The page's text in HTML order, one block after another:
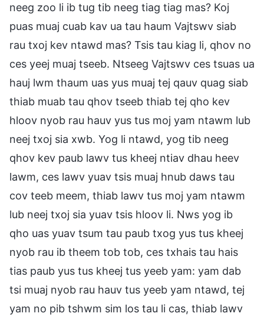
neeg zoo li ib tug tib neeg tiag tiag mas? Koj
puas muaj cuab kav ua tau haum Vajtswv siab
rau txoj kev ntawd mas? Tsis tau kiag li, qhov no
ces yeej muaj tseeb. Ntseeg Vajtswv ces tsuas ua
hauj lwm thaum uas yus muaj tej qauv quag siab
thiab muab tau qhov tseeb thiab tej qho kev
hloov nyob rau hauv yus tus moj yam ntawm lub
neej txoj sia xwb. Yog li ntawd, yog tib neeg
qhov kev paub lawv tus kheej ntiav dhau heev
lawm, ces lawv yuav tsis muaj hnub daws tau
cov teeb meem, thiab lawv tus moj yam ntawm
lub neej txoj sia yuav tsis hloov li. Nws yog ib
qho uas yuav tsum tau paub txog yus tus kheej
nyob rau ib theem tob tob, ces txhais tau hais
tias paub yus tus kheej tus yeeb yam: yam dab
tsi muaj nyob rau hauv tus yeeb yam ntawd, tej
yam no pib tshwm sim los tau li cas, thiab lawv